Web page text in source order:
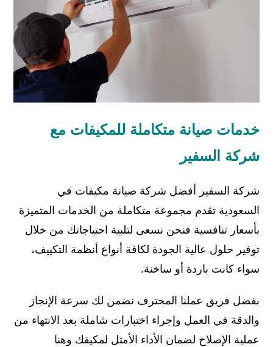
خدمات صيانة متكاملة للمكيفات مع
شركة السفير
شركة السفير أفضل شركة صيانة مكيفات في
السعودية تقدم مجموعة متكاملة من الخدمات المتميزة
بأسعار تنافسية فنحن نسعى لتلبية احتياجاتك من خلال
توفير حلول عالية الجودة لكافة أنواع أنظمة التكييف،
سواء كانت باردة أو ساخنة.
بفضل فريق عملنا المحترف نضمن لك سرعة الإنجاز
والدقة في العمل وإجراء اختبارات شاملة بعد الانتهاء من
عملية الإصلاح لضمان الأداء الأمثل لمكيفك وهنا